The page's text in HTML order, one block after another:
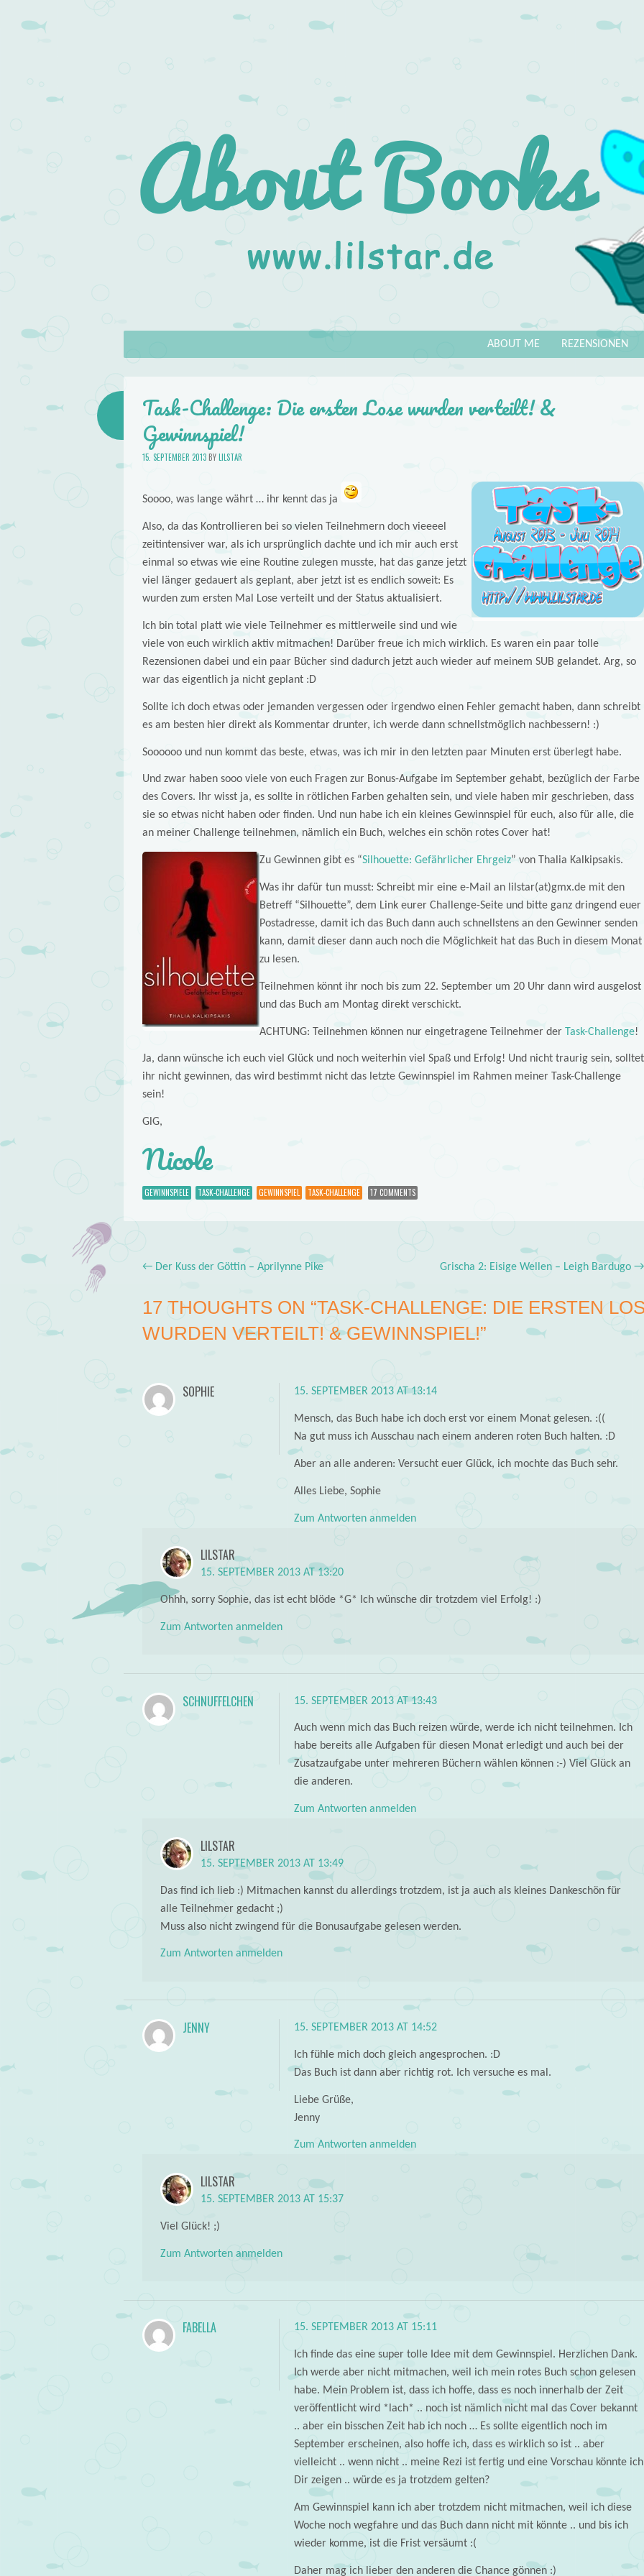
About
Books
Menu REZENSIONEN
ABOUT ME
Task-Challenge: Die ersten Lose wurden verteilt! &
Gewinnspiel!
15. SEPTEMBER 2013BYLILSTAR
Soooo, was lange währt … ihr kennt das ja
Also, da das Kontrollieren bei so vielen Teilnehmern doch vieeeel
zeitintensiver war, als ich ursprünglich dachte und ich mir auch erst
einmal so etwas wie eine Routine zulegen musste, hat das ganze jetzt
viel länger gedauert als geplant, aber jetzt ist es endlich soweit: Es
wurden zum ersten Mal Lose verteilt und der Status aktualisiert.
Ich bin total platt wie viele Teilnehmer es mittlerweile sind und wie
viele von euch wirklich aktiv mitmachen! Darüber freue ich mich wirklich. Es waren ein paar tolle
Rezensionen dabei und ein paar Bücher sind dadurch jetzt auch wieder auf meinem SUB gelandet. Arg, so
war das eigentlich ja nicht geplant :D
Sollte ich doch etwas oder jemanden vergessen oder irgendwo einen Fehler gemacht haben, dann schreibt
es am besten hier direkt als Kommentar drunter, ich werde dann schnellstmöglich nachbessern! :)
Soooooo und nun kommt das beste, etwas, was ich mir in den letzten paar Minuten erst überlegt habe.
Und zwar haben sooo viele von euch Fragen zur Bonus-Aufgabe im September gehabt, bezüglich der Farbe
des Covers. Ihr wisst ja, es sollte in rötlichen Farben gehalten sein, und viele haben mir geschrieben, dass
sie so etwas nicht haben oder finden. Und nun habe ich ein kleines Gewinnspiel für euch, also für alle, die
an meiner Challenge teilnehmen, nämlich ein Buch, welches ein schön rotes Cover hat!
Zu Gewinnen gibt es “Silhouette: Gefährlicher Ehrgeiz” von Thalia Kalkipsakis.
Was ihr dafür tun musst: Schreibt mir eine e-Mail an lilstar(at)gmx.de mit den
Betreff “Silhouette”, dem Link eurer Challenge-Seite und bitte ganz dringend euer
Postadresse, damit ich das Buch dann auch schnellstens an den Gewinner senden
kann, damit dieser dann auch noch die Möglichkeit hat das Buch in diesem Monat
zu lesen.
Teilnehmen könnt ihr noch bis zum 22. September um 20 Uhr dann wird ausgelost
und das Buch am Montag direkt verschickt.
ACHTUNG: Teilnehmen können nur eingetragene Teilnehmer der Task-Challenge!
Ja, dann wünsche ich euch viel Glück und noch weiterhin viel Spaß und Erfolg! Und nicht traurig sein, solltet
ihr nicht gewinnen, das wird bestimmt nicht das letzte Gewinnspiel im Rahmen meiner Task-Challenge
sein!
GlG,
Nicole
GEWINNSPIELE TASK-CHALLENGE GEWINNSPIEL TASK-CHALLENGE 17 COMMENTS
Post navigation
←Der Kuss der Göttin – Aprilynne Pike Grischa 2: Eisige Wellen – Leigh Bardugo→
17 THOUGHTS ON “TASK-CHALLENGE: DIE ERSTEN
WURDEN VERTEILT! & GEWINNSPIEL!”
SOPHIE 15. SEPTEMBER 2013 AT 13:14
Mensch, das Buch habe ich doch erst vor einem Monat gelesen. :((
Na gut muss ich Ausschau nach einem anderen roten Buch halten. :D
Aber an alle anderen: Versucht euer Glück, ich mochte das Buch sehr.
Alles Liebe, Sophie
Zum Antworten anmelden
LILSTAR
15. SEPTEMBER 2013 AT 13:20
Ohhh, sorry Sophie, das ist echt blöde *G* Ich wünsche dir trotzdem viel Erfolg! :)
Zum Antworten anmelden
SCHNUFFELCHEN 15. SEPTEMBER 2013 AT 13:43
Auch wenn mich das Buch reizen würde, werde ich nicht teilnehmen. Ich
habe bereits alle Aufgaben für diesen Monat erledigt und auch bei der
Zusatzaufgabe unter mehreren Büchern wählen können :-) Viel Glück an
die anderen.
Zum Antworten anmelden
LILSTAR
15. SEPTEMBER 2013 AT 13:49
Das find ich lieb :) Mitmachen kannst du allerdings trotzdem, ist ja auch als kleines Dankeschön für
alle Teilnehmer gedacht ;)
Muss also nicht zwingend für die Bonusaufgabe gelesen werden.
Zum Antworten anmelden
JENNY 15. SEPTEMBER 2013 AT 14:52
Ich fühle mich doch gleich angesprochen. :D
Das Buch ist dann aber richtig rot. Ich versuche es mal.
Liebe Grüße,
Jenny
Zum Antworten anmelden
LILSTAR
15. SEPTEMBER 2013 AT 15:37
Viel Glück! ;)
Zum Antworten anmelden
FABELLA 15. SEPTEMBER 2013 AT 15:11
Ich finde das eine super tolle Idee mit dem Gewinnspiel. Herzlichen Dank.
Ich werde aber nicht mitmachen, weil ich mein rotes Buch schon gelesen
habe. Mein Problem ist, dass ich hoffe, dass es noch innerhalb der Zeit
veröffentlicht wird *lach* .. noch ist nämlich nicht mal das Cover bekannt
.. aber ein bisschen Zeit hab ich noch … Es sollte eigentlich noch im
September erscheinen, also hoffe ich, dass es wirklich so ist .. aber
vielleicht .. wenn nicht .. meine Rezi ist fertig und eine Vorschau könnte ich
Dir zeigen .. würde es ja trotzdem gelten?
Am Gewinnspiel kann ich aber trotzdem nicht mitmachen, weil ich diese
Woche noch wegfahre und das Buch dann nicht mit könnte .. und bis ich
wieder komme, ist die Frist versäumt :(
Daher mag ich lieber den anderen die Chance gönnen :)